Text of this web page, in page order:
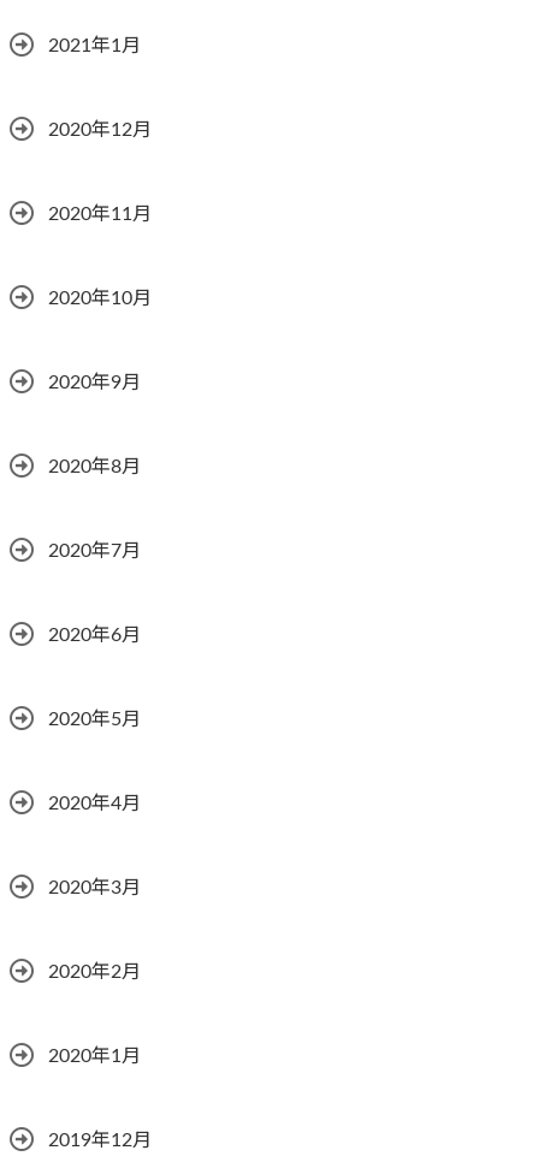
2021年1月
2020年12月
2020年11月
2020年10月
2020年9月
2020年8月
2020年7月
2020年6月
2020年5月
2020年4月
2020年3月
2020年2月
2020年1月
2019年12月